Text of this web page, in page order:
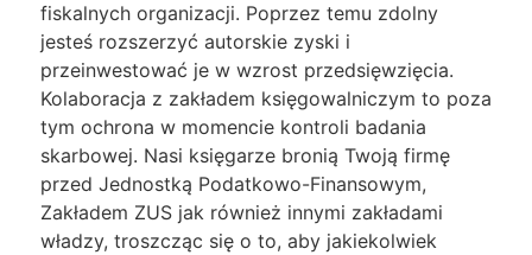
fiskalnych organizacji. Poprzez temu zdolny
jesteś rozszerzyć autorskie zyski i
przeinwestować je w wzrost przedsięwzięcia.
Kolaboracja z zakładem księgowalniczym to poza
tym ochrona w momencie kontroli badania
skarbowej. Nasi księgarze bronią Twoją firmę
przed Jednostką Podatkowo-Finansowym,
Zakładem ZUS jak również innymi zakładami
władzy, troszcząc się o to, aby jakiekolwiek